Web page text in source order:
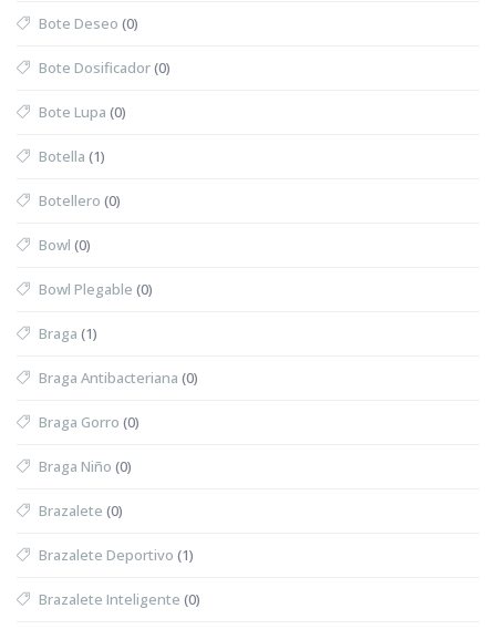
Bote Deseo (0)
Bote Dosificador(0)
Bote Lupa (0)
Botella (1)
Botellero (0)
Bowl (0)
Bowl Plegable (0)
Braga (1)
Braga Antibacteriana (0)
Braga Gorro (0)
Braga Niño (0)
Brazalete (0)
Brazalete Deportivo (1)
Brazalete Inteligente (0)